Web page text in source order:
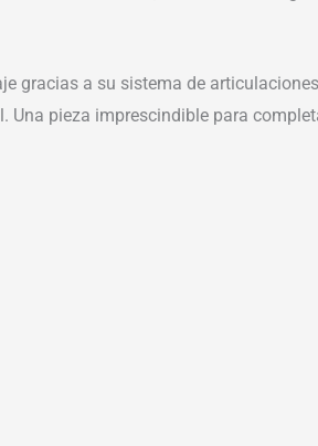
gracias a su sistema de
pieza imprescindible para